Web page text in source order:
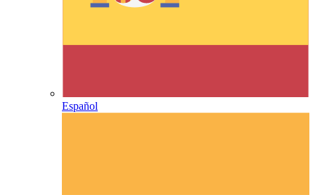
Español